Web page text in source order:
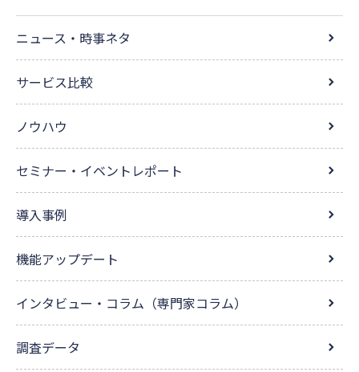
ニュース・時事ネタ
サービス比較
ノウハウ
セミナー・イベントレポート
導入事例
機能アップデート
インタビュー・コラム（専門家コラム）
調査データ